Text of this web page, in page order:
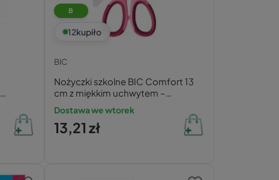
B
12kupiło
BIC
Nożyczki szkolne BIC Comfort 13
cm z miękkim uchwytem –
bezpieczne, zaokrąglone
Dostawa we wtorek
13,21 zł